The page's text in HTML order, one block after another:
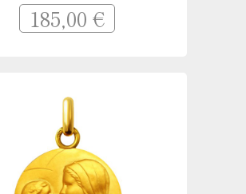
185,00 €